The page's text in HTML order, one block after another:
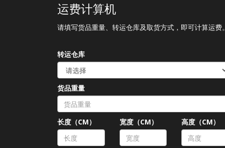
运费计算机
请填写货品重量、转运仓库及取货方式，即可计算运费。
转运仓库
货品重量
长度（CM） 宽度（CM） 高度（CM）